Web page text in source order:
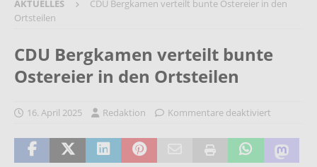
AKTUELLES
CDU Bergkamen verteilt bunte Ostereier in den
Ortsteilen
CDU Bergkamen verteilt bunte
Ostereier in den Ortsteilen
16. April 2025 Redaktion Kommentare deaktiviert